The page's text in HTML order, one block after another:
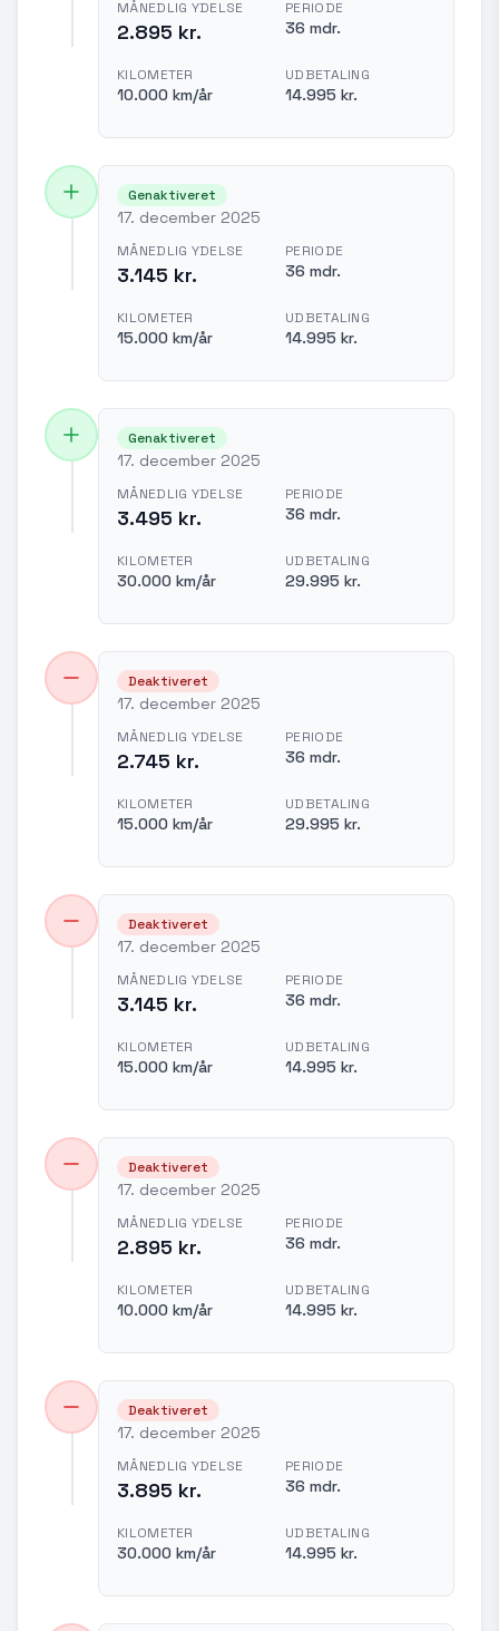
MÅNEDLIG YDELSE
2.895 kr.
PERIODE
36 mdr.
KILOMETER
10.000 km/år
UDBETALING
14.995 kr.
Genaktiveret
17. december 2025
MÅNEDLIG YDELSE
3.145 kr.
PERIODE
36 mdr.
KILOMETER
15.000 km/år
UDBETALING
14.995 kr.
Genaktiveret
17. december 2025
MÅNEDLIG YDELSE
3.495 kr.
PERIODE
36 mdr.
KILOMETER
30.000 km/år
UDBETALING
29.995 kr.
Deaktiveret
17. december 2025
MÅNEDLIG YDELSE
2.745 kr.
PERIODE
36 mdr.
KILOMETER
15.000 km/år
UDBETALING
29.995 kr.
Deaktiveret
17. december 2025
MÅNEDLIG YDELSE
3.145 kr.
PERIODE
36 mdr.
KILOMETER
15.000 km/år
UDBETALING
14.995 kr.
Deaktiveret
17. december 2025
MÅNEDLIG YDELSE
2.895 kr.
PERIODE
36 mdr.
KILOMETER
10.000 km/år
UDBETALING
14.995 kr.
Deaktiveret
17. december 2025
MÅNEDLIG YDELSE
3.895 kr.
PERIODE
36 mdr.
KILOMETER
30.000 km/år
UDBETALING
14.995 kr.